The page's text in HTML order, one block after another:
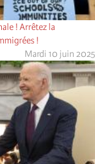
! Arrêtez la
!
Mardi 10 juin 2025